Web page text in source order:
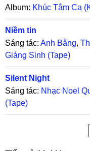
Album: Khúc Tâm Ca
Niềm tin
Sáng tác: Anh Bằng,
Giáng Sinh (Tape)
Silent Night
Sáng tác: Nhạc Noel
(Tape)